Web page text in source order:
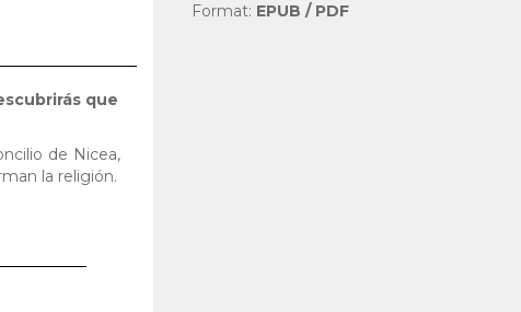
que
de Nicea,
la religión.
Format: EPUB / PDF